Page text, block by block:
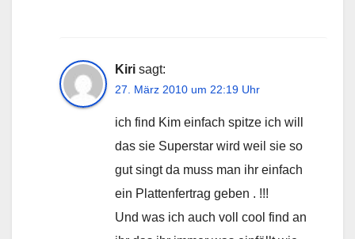
Kiri sagt:
27. März 2010 um 22:19 Uhr
ich find Kim einfach spitze ich will
das sie Superstar wird weil sie so
gut singt da muss man ihr einfach
ein Plattenfertrag geben . !!!
Und was ich auch voll cool find an